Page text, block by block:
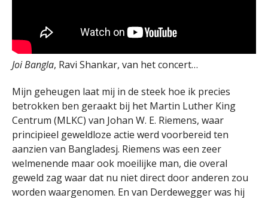
Joi Bangla, Ravi Shankar, van het concert…
Mijn geheugen laat mij in de steek hoe ik precies
betrokken ben geraakt bij het Martin Luther King
Centrum (MLKC) van Johan W. E. Riemens, waar
principieel geweldloze actie werd voorbereid ten
aanzien van Bangladesj. Riemens was een zeer
welmenende maar ook moeilijke man, die overal
geweld zag waar dat nu niet direct door anderen zou
worden waargenomen. En van Derdewegger was hij